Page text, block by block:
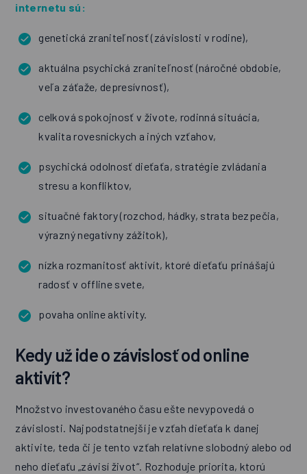
internetu sú:
genetická zraniteľnosť (závislosti v rodine),
aktuálna psychická zraniteľnosť (náročné obdobie,
veľa záťaže, depresívnosť),
celková spokojnosť v živote, rodinná situácia,
kvalita rovesníckych a iných vzťahov,
psychická odolnosť dieťaťa, stratégie zvládania
stresu a konfliktov,
situačné faktory (rozchod, hádky, strata bezpečia,
výrazný negatívny zážitok),
nízka rozmanitosť aktivít, ktoré dieťaťu prinášajú
radosť v offline svete,
povaha online aktivity.
Kedy už ide o závislosť od online
aktivít?
Množstvo investovaného času ešte nevypovedá o
závislosti. Najpodstatnejší je vzťah dieťaťa k danej
aktivite, teda či je tento vzťah relatívne slobodný alebo od
neho dieťaťu „závisí život“. Rozhoduje priorita, ktorú